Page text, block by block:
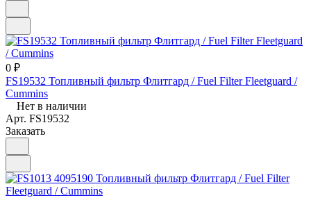
0 ₽
FS19532 Топливный фильтр Флитгард / Fuel Filter Fleetguard /
Cummins
Нет в наличии
Арт. FS19532
Заказать